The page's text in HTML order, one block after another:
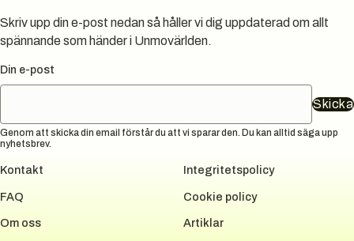
Skriv upp din e-post nedan så håller vi dig uppdaterad om allt
spännande som händer i Unmovärlden.
Din e-post
Skicka
Genom att skicka din email förstår du att vi sparar den. Du kan alltid säga upp
nyhetsbrev.
Kontakt
FAQ
Om oss
Integritetspolicy
Cookie policy
Artiklar